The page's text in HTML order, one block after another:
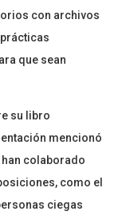
con archivos
que sean
su libro
mencionó
colaborado
como el
ciegas